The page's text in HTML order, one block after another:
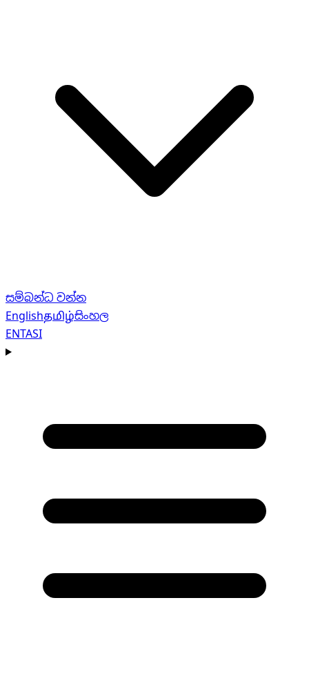
සම්බන්ධ වන්න
Englishதமிழ்සිංහල
ENTASI